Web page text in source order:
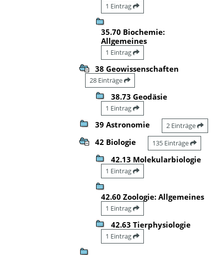
1 Eintrag
35.70 Biochemie:
Allgemeines
1 Eintrag
38 Geowissenschaften
28 Einträge
38.73 Geodäsie
1 Eintrag
39 Astronomie 2 Einträge
42 Biologie 135 Einträge
42.13 Molekularbiologie
1 Eintrag
42.60 Zoologie: Allgemeines
1 Eintrag
42.63 Tierphysiologie
1 Eintrag